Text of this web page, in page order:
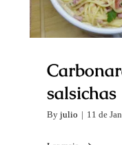
salsichas
By julio | 11 de